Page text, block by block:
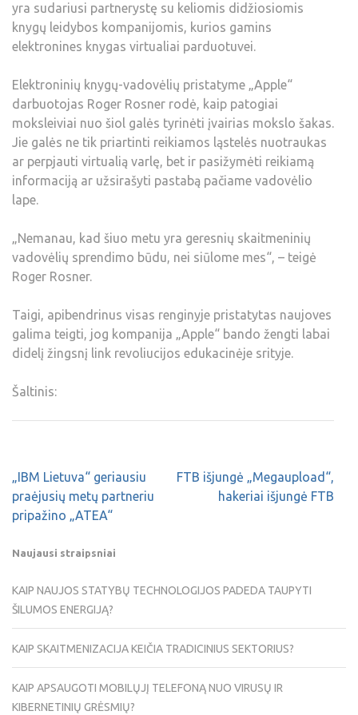
yra sudariusi partnerystę su keliomis didžiosiomis
knygų leidybos kompanijomis, kurios gamins
elektronines knygas virtualiai parduotuvei.
Elektroninių knygų-vadovėlių pristatyme „Apple“
darbuotojas Roger Rosner rodė, kaip patogiai
moksleiviai nuo šiol galės tyrinėti įvairias mokslo šakas.
Jie galės ne tik priartinti reikiamos ląstelės nuotraukas
ar perpjauti virtualią varlę, bet ir pasižymėti reikiamą
informaciją ar užsirašyti pastabą pačiame vadovėlio
lape.
„Nemanau, kad šiuo metu yra geresnių skaitmeninių
vadovėlių sprendimo būdu, nei siūlome mes“, – teigė
Roger Rosner.
Taigi, apibendrinus visas renginyje pristatytas naujoves
galima teigti, jog kompanija „Apple“ bando žengti labai
didelį žingsnį link revoliucijos edukacinėje srityje.
Šaltinis:
„IBM Lietuva“ geriausiu
praėjusių metų partneriu
pripažino „ATEA“
FTB išjungė „Megaupload“,
hakeriai išjungė FTB
Naujausi straipsniai
KAIP NAUJOS STATYBŲ TECHNOLOGIJOS PADEDA TAUPYTI
ŠILUMOS ENERGIJĄ?
KAIP SKAITMENIZACIJA KEIČIA TRADICINIUS SEKTORIUS?
KAIP APSAUGOTI MOBILŲJĮ TELEFONĄ NUO VIRUSŲ IR
KIBERNETINIŲ GRĖSMIŲ?